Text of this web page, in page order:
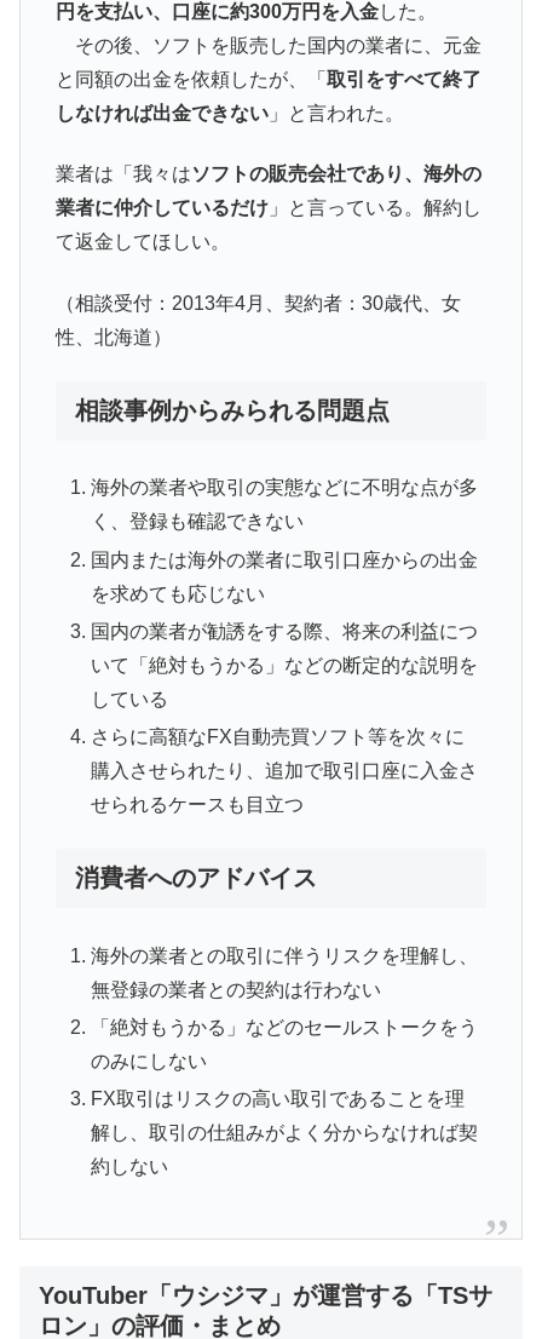
円を支払い、口座に約300万円を入金した。
その後、ソフトを販売した国内の業者に、元金
と同額の出金を依頼したが、「 取引をすべて終了
しなければ出金できない」と言われた。
業者は「我々はソフトの販売会社であり、海外の
業者に仲介しているだけ」と言っている。解約し
て返金してほしい。
（相談受付：2013年4月、契約者：30歳代、女
性、北海道）
相談事例からみられる問題点
海外の業者や取引の実態などに不明な点が多
く、登録も確認できない
国内または海外の業者に取引口座からの出金
を求めても応じない
国内の業者が勧誘をする際、将来の利益につ
いて「絶対もうかる」などの断定的な説明を
している
さらに高額なFX自動売買ソフト等を次々に
購入させられたり、追加で取引口座に入金さ
せられるケースも目立つ
消費者へのアドバイス
海外の業者との取引に伴うリスクを理解し、
無登録の業者との契約は行わない
「絶対もうかる」などのセールストークをう
のみにしない
FX取引はリスクの高い取引であることを理
解し、取引の仕組みがよく分からなければ契
約しない
YouTuber「ウシジマ」が運営する「TSサ
ロン」の評価・まとめ